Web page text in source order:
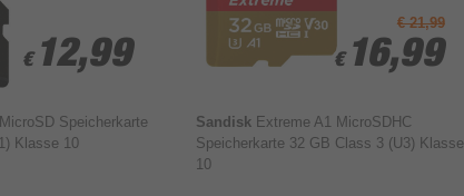
Bewertung & Kommentar speichern
€ 12,99
€ 12,99
Speicherkarte
Klasse 10
€ 21,99
€ 16,99
€ 16,99
Sandisk Extreme A1 MicroSDHC
Speicherkarte 32 GB Class 3 (U3) Klasse
10